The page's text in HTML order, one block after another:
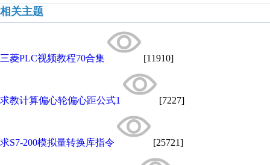
相关主题
三菱PLC视频教程70合集 [11910]
求教计算偏心轮偏心距公式1 [7227]
求S7-200模拟量转换库指令 [25721]